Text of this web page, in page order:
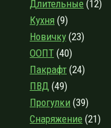
Длительные (12)
Кухня (9)
Новичку (23)
ООПТ (40)
Пакрафт (24)
ПВД (49)
Прогулки (39)
Снаряжение (21)